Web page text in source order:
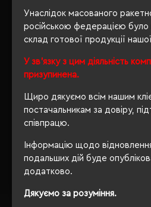
Унаслідок масованого
російською федерацією
склад готової продукції
У зв'язку з цим діяльність
призупинена.
Щиро дякуємо всім нашим
постачальникам за довіру,
співпрацю.
Інформацію щодо
подальших дій буде
додатково.
Дякуємо за розуміння.
ВІДГУКИ
РЕКОМЕНДУЄМО